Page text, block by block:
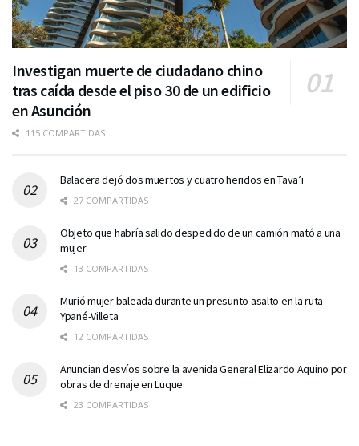
Investigan muerte de ciudadano chino
tras caída desde el piso 30 de un edificio
en Asunción
115 COMPARTIDAS
Balacera dejó dos muertos y cuatro heridos en Tava’i
27 COMPARTIDAS
Objeto que habría salido despedido de un camión mató a una
mujer
13 COMPARTIDAS
Murió mujer baleada durante un presunto asalto en la ruta
Ypané-Villeta
12 COMPARTIDAS
Anuncian desvíos sobre la avenida General Elizardo Aquino por
obras de drenaje en Luque
23 COMPARTIDAS